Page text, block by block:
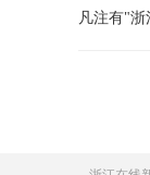
凡注有"